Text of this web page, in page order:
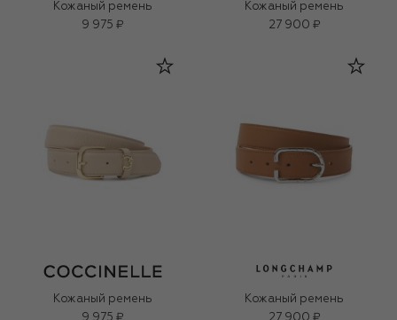
Кожаный ремень
9 975 ₽
Кожаный ремень
27 900 ₽
Кожаный ремень
Кожаный ремень